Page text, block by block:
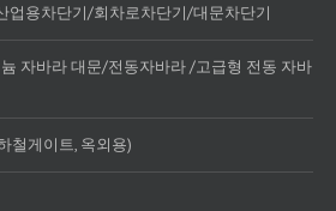
업용차단기/회차로차단기/대문차단기
자바라 대문/전동자바라 /고급형 전동 자바
철게이트, 옥외용)